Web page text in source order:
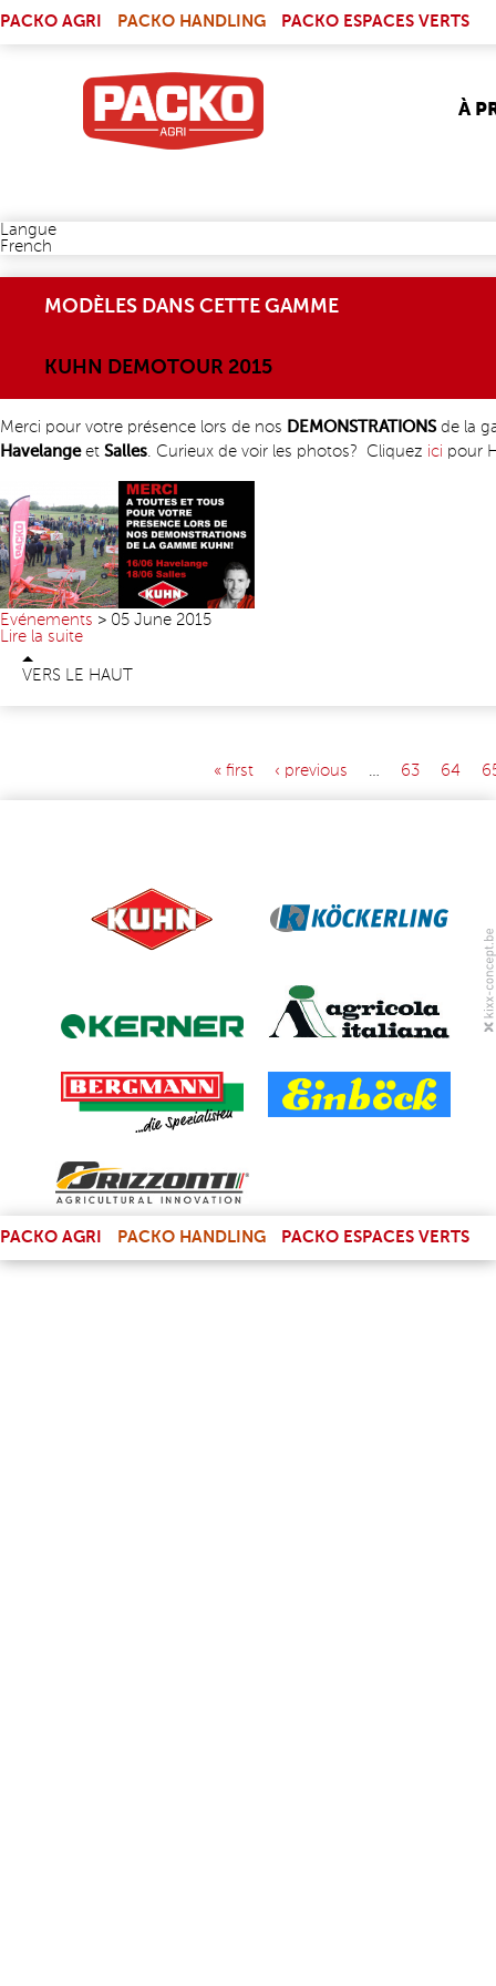
PACKO AGRI
PACKO HANDLING PACKO ESPACES VERTS
À
Langue
French
MODÈLES DANS CETTE GAMME
KUHN DEMOTOUR 2015
Merci pour votre présence lors de nos DEMONSTRATIONS de la
Havelangeet Salles. Curieux de voir les photos? Cliquez ici (link is
pour
Evénements > 05 June 2015
Lire la suite
VERS LE HAUT
« first ‹ previous 63 64
PACKO AGRI PACKO HANDLING PACKO ESPACES VERTS